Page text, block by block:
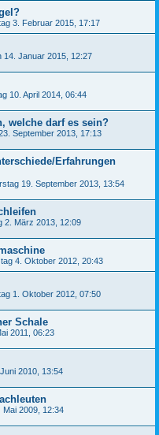
3. Februar 2015, 17:17
14. Januar 2015, 12:27
10. April 2014, 06:44
welche darf es sein?
September 2013, 17:13
Erfahrungen
19. September 2013, 13:54
2. März 2013, 12:09
4. Oktober 2012, 20:43
1. Oktober 2012, 07:50
Schale
2011, 06:23
2010, 13:54
Mai 2009, 12:34